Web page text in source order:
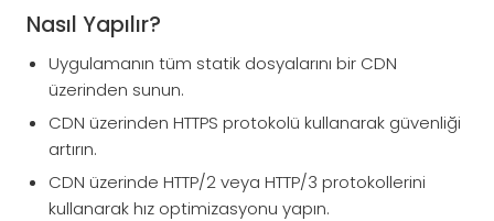
Nasıl Yapılır?
Uygulamanın tüm statik dosyalarını bir CDN
üzerinden sunun.
CDN üzerinden HTTPS protokolü kullanarak güvenliği
artırın.
CDN üzerinde HTTP/2 veya HTTP/3 protokollerini
kullanarak hız optimizasyonu yapın.